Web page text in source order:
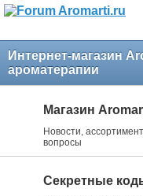
Интернет-магазин
ароматерапии
Магазин
Новости,
вопросы
Секретные